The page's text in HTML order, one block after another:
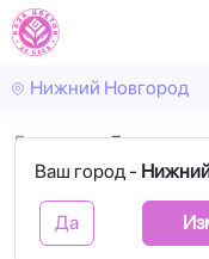
Нижний Новгород
Ваш город -
Да
Главная Доставка
Доставка
район